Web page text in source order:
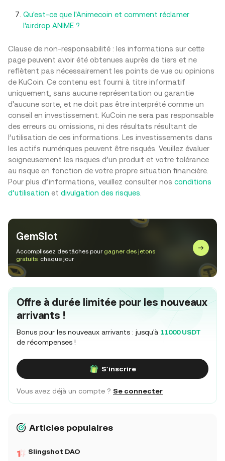
Qu'est-ce que l'Animecoin et comment réclamer
l'airdrop ANIME ?
Clause de non-responsabilité : les informations sur cette
page peuvent avoir été obtenues auprès de tiers et ne
reflètent pas nécessairement les points de vue ou opinions
de KuCoin. Ce contenu est fourni à titre informatif
uniquement, sans aucune représentation ou garantie
d’aucune sorte, et ne doit pas être interprété comme un
conseil en investissement. KuCoin ne sera pas responsable
des erreurs ou omissions, ni des résultats résultant de
l’utilisation de ces informations. Les investissements dans
les actifs numériques peuvent être risqués. Veuillez évaluer
soigneusement les risques d’un produit et votre tolérance
au risque en fonction de votre propre situation financière.
Pour plus d’informations, veuillez consulter nos conditions
d’utilisation et divulgation des risques
GemSlot
Accomplissez des tâches pour gagner des jetons
gratuits chaque jour
Offre à durée limitée pour les nouveaux
arrivants !
Bonus pour les nouveaux arrivants : jusqu'à 11000 USDT
de récompenses !
S'inscrire
Vous avez déjà un compte ? Se connecter
Articles populaires
Slingshot DAO